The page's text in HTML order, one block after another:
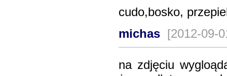
cudo,bosko,
michas [2012-09-
na zdjęciu